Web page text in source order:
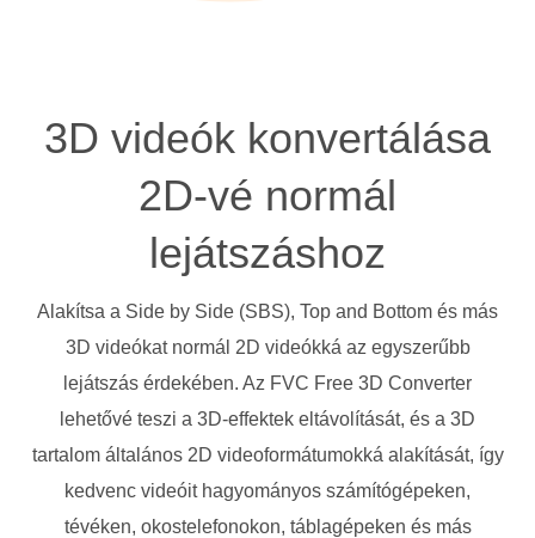
3D videók konvertálása
2D-vé normál
lejátszáshoz
Alakítsa a Side by Side (SBS), Top and Bottom és más
3D videókat normál 2D videókká az egyszerűbb
lejátszás érdekében. Az FVC Free 3D Converter
lehetővé teszi a 3D-effektek eltávolítását, és a 3D
tartalom általános 2D videoformátumokká alakítását, így
kedvenc videóit hagyományos számítógépeken,
tévéken, okostelefonokon, táblagépeken és más